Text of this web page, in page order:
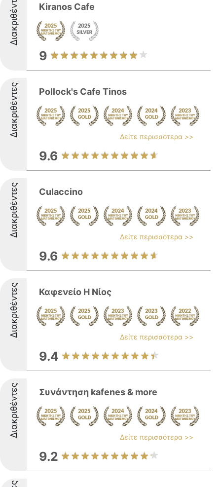
Διακριθέντες Kiranos Cafe
9
Διακριθέντες Pollock's Cafe Tinos
Δείτε περισσότερα >>
9.6
Διακριθέντες Culaccino
Δείτε περισσότερα >>
9.6
Διακριθέντες Καφενείο Η Νίος
Δείτε περισσότερα >>
9.4
Διακριθέντες Συνάντηση kafenes & more
Δείτε περισσότερα >>
9.2